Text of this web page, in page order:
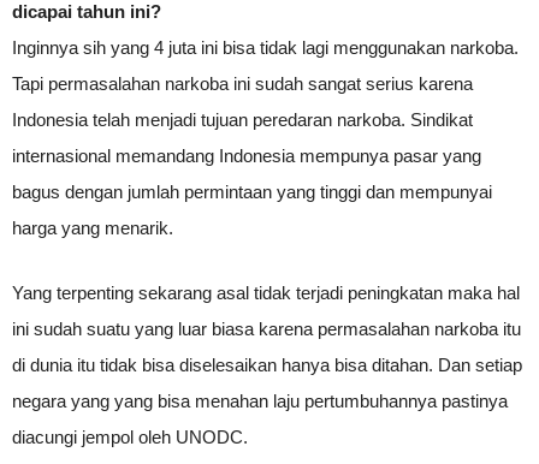
dicapai tahun ini?
Inginnya sih yang 4 juta ini bisa tidak lagi menggunakan narkoba.
Tapi permasalahan narkoba ini sudah sangat serius karena
Indonesia telah menjadi tujuan peredaran narkoba. Sindikat
internasional memandang Indonesia mempunya pasar yang
bagus dengan jumlah permintaan yang tinggi dan mempunyai
harga yang menarik.
Yang terpenting sekarang asal tidak terjadi peningkatan maka hal
ini sudah suatu yang luar biasa karena permasalahan narkoba itu
di dunia itu tidak bisa diselesaikan hanya bisa ditahan. Dan setiap
negara yang yang bisa menahan laju pertumbuhannya pastinya
diacungi jempol oleh UNODC.